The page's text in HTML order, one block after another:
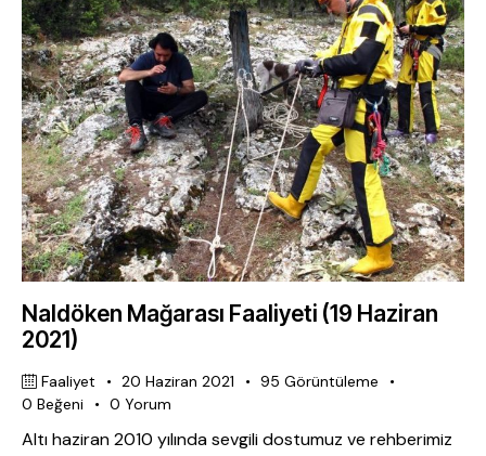
Naldöken Mağarası Faaliyeti (19 Haziran
2021)
Faaliyet 20 Haziran 2021 95 Görüntüleme
0 Beğeni 0 Yorum
Altı haziran 2010 yılında sevgili dostumuz ve rehberimiz